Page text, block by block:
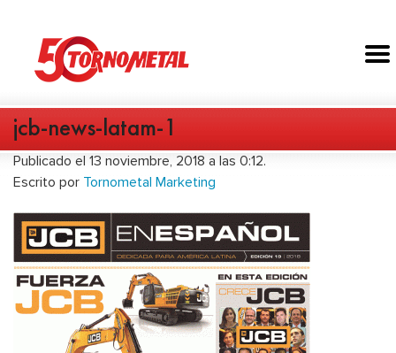
jcb-news-latam-1
Publicado el 13 noviembre, 2018 a las 0:12.
Escrito por Tornometal Marketing